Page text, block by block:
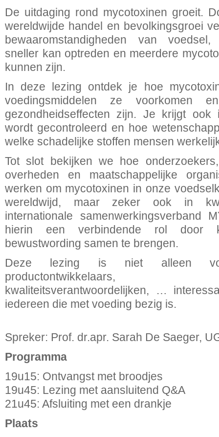
De uitdaging rond mycotoxinen groeit.
wereldwijde handel en bevolkingsgroei
bewaaromstandigheden van
sneller kan optreden en meerdere
kunnen zijn.
In deze lezing ontdek je hoe
voedingsmiddelen ze voorkomen
gezondheidseffecten zijn. Je krijgt
wordt gecontroleerd en hoe
welke schadelijke stoffen mensen
Tot slot bekijken we hoe
overheden en maatschappelijke
werken om mycotoxinen in onze
wereldwijd, maar zeker ook in
internationale samenwerkingsverband
hierin een verbindende rol door
bewustwording samen te brengen.
Deze lezing is niet alleen
productontwikkelaars,
kwaliteitsverantwoordelijken, …
iedereen die met voeding bezig is.
Spreker: Prof. dr.apr. Sarah De Saeger,
Programma
19u15: Ontvangst met broodjes
19u45: Lezing met aansluitend Q&A
21u45: Afsluiting met een drankje
Plaats